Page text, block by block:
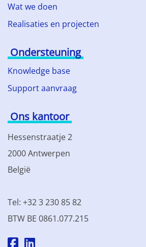
Wat we doen
Realisaties en projecten
Ondersteuning
Knowledge base
Support aanvraag
Ons kantoor
Hessenstraatje 2
2000 Antwerpen
België
Tel: +32 3 230 85 82
BTW BE 0861.077.215